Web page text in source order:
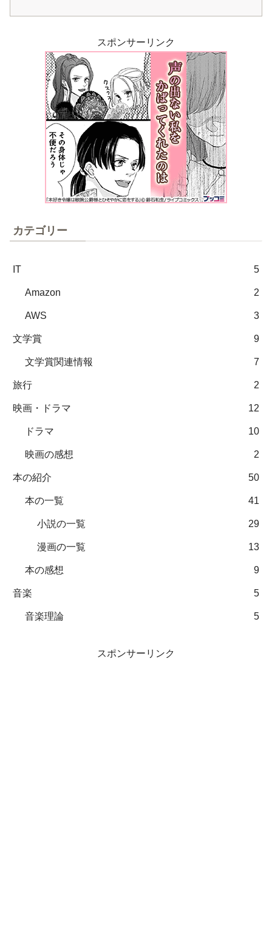
スポンサーリンク
カテゴリー
IT 5
Amazon 2
AWS 3
文学賞 9
文学賞関連情報 7
旅行 2
映画・ドラマ 12
ドラマ 10
映画の感想 2
本の紹介 50
本の一覧 41
小説の一覧 29
漫画の一覧 13
本の感想 9
音楽 5
音楽理論 5
スポンサーリンク